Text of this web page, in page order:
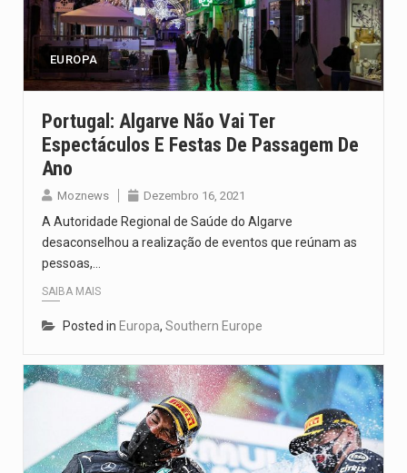
De acordo com as autoridades de saúde da Faixa de…
Cover photo suggestion (in English): A police officer outside a…
EUROPA
Portugal: Algarve Não Vai Ter
Espectáculos E Festas De Passagem De
Ano
Moznews Dezembro 16, 2021
A Autoridade Regional de Saúde do Algarve
desaconselhou a realização de eventos que reúnam as
pessoas,…
SAIBA MAIS
Posted in Europa, Southern Europe